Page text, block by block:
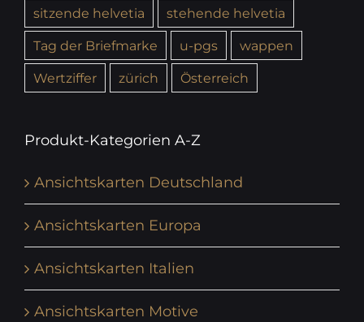
sitzende helvetia
stehende helvetia
Tag der Briefmarke
u-pgs
wappen
Wertziffer
zürich Österreich
Produkt-Kategorien A-Z
Ansichtskarten Deutschland
Ansichtskarten Europa
Ansichtskarten Italien
Ansichtskarten Motive